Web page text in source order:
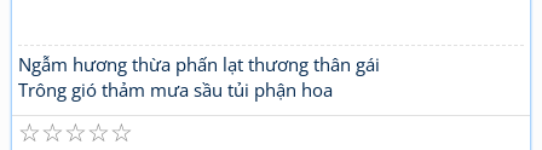
Ngẫm hương thừa phấn lạt thương thân gái
Trông gió thảm mưa sầu tủi phận hoa
☆
☆
☆
☆
☆